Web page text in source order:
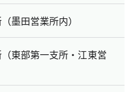
墨田営業所内）
東部第一支所・江東営